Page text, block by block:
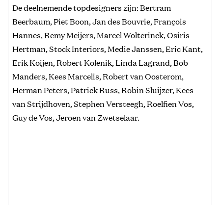
De deelnemende topdesigners zijn: Bertram
Beerbaum, Piet Boon, Jan des Bouvrie, François
Hannes, Remy Meijers, Marcel Wolterinck, Osiris
Hertman, Stock Interiors, Medie Janssen, Eric Kant,
Erik Koijen, Robert Kolenik, Linda Lagrand, Bob
Manders, Kees Marcelis, Robert van Oosterom,
Herman Peters, Patrick Russ, Robin Sluijzer, Kees
van Strijdhoven, Stephen Versteegh, Roelfien Vos,
Guy de Vos, Jeroen van Zwetselaar.